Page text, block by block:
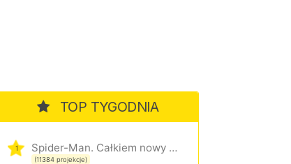
TOP TYGODNIA
1 Spider-Man. Całkiem nowy dzień
(11384 projekcje)